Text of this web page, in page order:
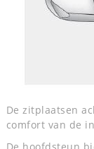
De zitplaatsen
comfort van de